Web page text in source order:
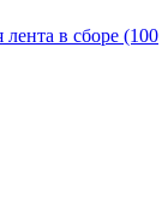
в сборе (100